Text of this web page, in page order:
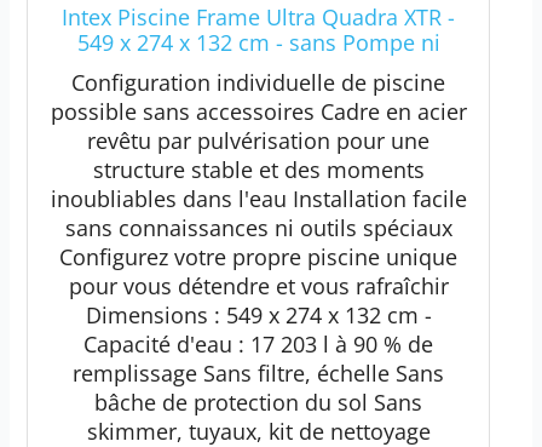
Intex Piscine Frame Ultra Quadra XTR -
549 x 274 x 132 cm - sans Pompe ni
Accessoires
Configuration individuelle de piscine
possible sans accessoires Cadre en acier
revêtu par pulvérisation pour une
structure stable et des moments
inoubliables dans l'eau Installation facile
sans connaissances ni outils spéciaux
Configurez votre propre piscine unique
pour vous détendre et vous rafraîchir
Dimensions : 549 x 274 x 132 cm -
Capacité d'eau : 17 203 l à 90 % de
remplissage Sans filtre, échelle Sans
bâche de protection du sol Sans
skimmer, tuyaux, kit de nettoyage